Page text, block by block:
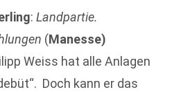
: Landpartie.
(Manesse)
Weiss hat alle Anlagen
Doch kann er das